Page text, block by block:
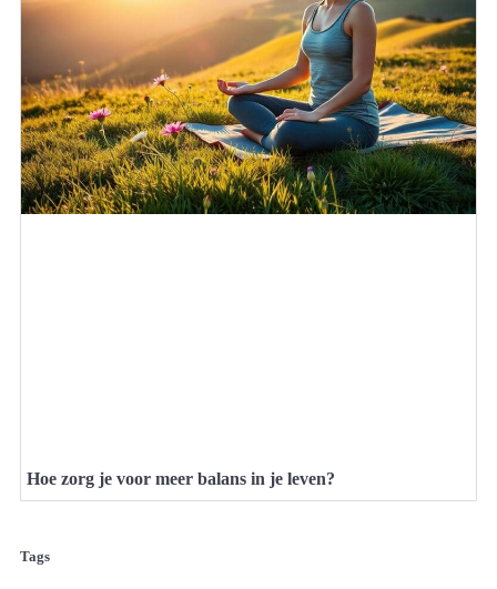
Hoe zorg je voor meer balans in je leven?
Tags